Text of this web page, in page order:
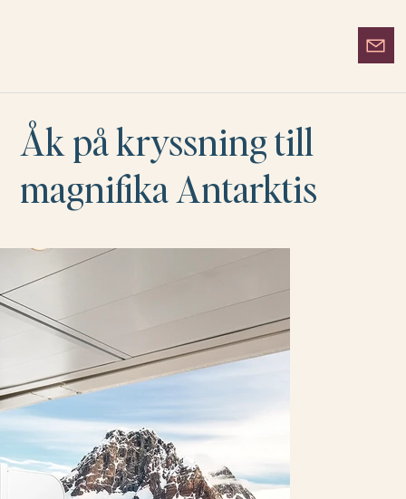
Åk på kryssning till
magnifika Antarktis